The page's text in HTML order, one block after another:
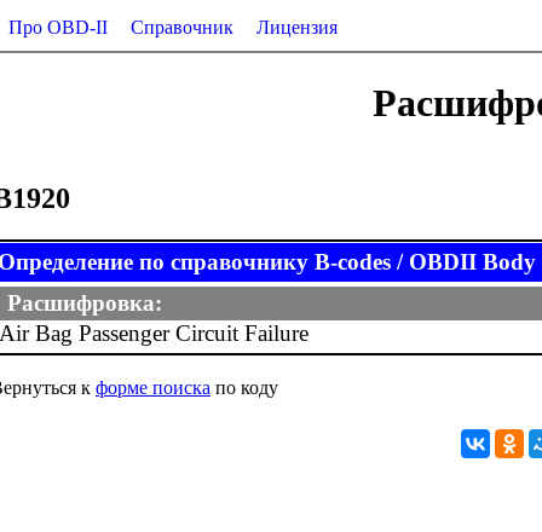
Про OBD-II Справочник Лицензия
по справочнику B-codes / OBDII Body
Расшифровка:
Air Bag Passenger Circuit Failure
к форме поиска по коду